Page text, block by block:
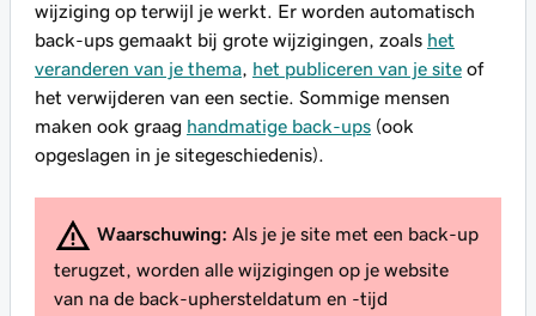
wijziging op terwijl je werkt. Er worden automatisch
back-ups gemaakt bij grote wijzigingen, zoals het
veranderen van je thema
het publiceren van je site of
het verwijderen van een sectie. Sommige mensen
maken ook graag handmatige back-ups (ook
opgeslagen in je sitegeschiedenis).
Waarschuwing: Als je je site met een back-up
terugzet, worden alle wijzigingen op je website
van na de back-uphersteldatum en -tijd